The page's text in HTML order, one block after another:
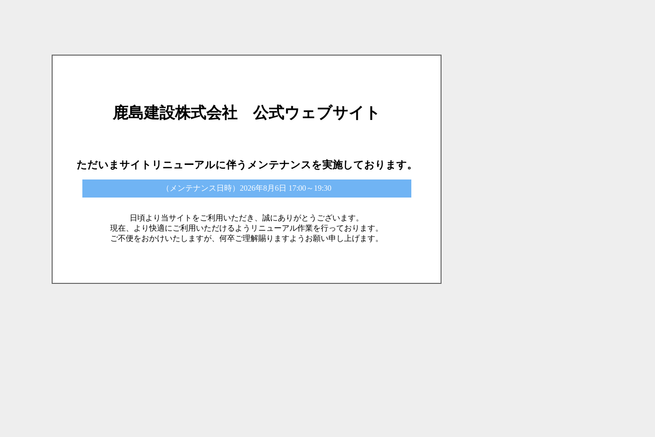
鹿島建設株式会社 公式ウェブサイト
ただいまサイトリニューアルに伴うメンテナンスを実施しております。
（メンテナンス日時）2026年8月6日 17:00～19:30
日頃より当サイトをご利用いただき、誠にありがとうございます。
現在、より快適にご利用いただけるようリニューアル作業を行っております。
ご不便をおかけいたしますが、何卒ご理解賜りますようお願い申し上げます。